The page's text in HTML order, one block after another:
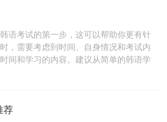
语考试的第一步，这可以帮助你更有针
，需要考虑到时间、自身情况和考试内
间和学习的内容。建议从简单的韩语学
荐